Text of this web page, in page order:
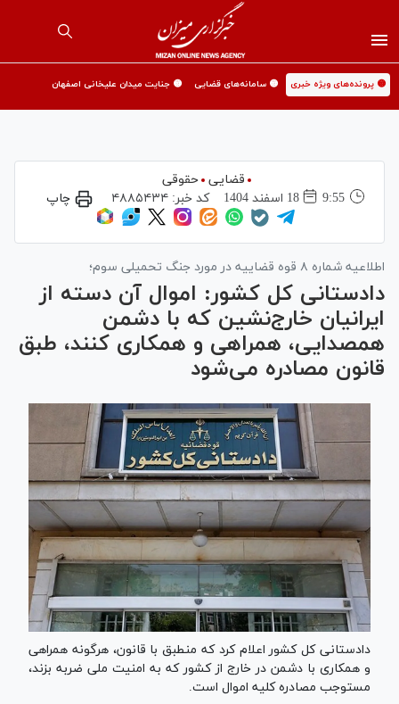
🟡 پرونده‌های ویژه خبری 🟡 سامانه‌های قضایی 🟡 جنایت میدان علیخانی اصفهان
قضایی حقوقی
9:55
18 اسفند 1404 کد خبر:۴۸۸۵۴۳۴ چاپ
اطلاعیه شماره ۸ قوه قضاییه در مورد جنگ تحمیلی سوم؛
دادستانی کل کشور: اموال آن دسته از
ایرانیان خارج‌نشین که با دشمن
همصدایی، همراهی و همکاری کنند، طبق
قانون مصادره می‌شود
دادستانی کل کشور اعلام کرد که منطبق با قانون، هرگونه همراهی
و همکاری با دشمن در خارج از کشور که به امنیت ملی ضربه بزند،
مستوجب مصادره کلیه اموال است.